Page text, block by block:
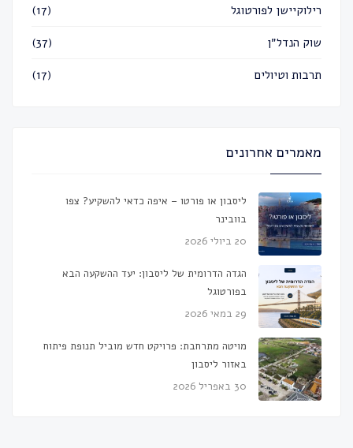
רילוקיישן לפורטוגל (17)
שוק הנדל״ן (37)
תרבות וטיולים (17)
מאמרים אחרונים
ליסבון או פורטו – איפה כדאי להשקיע? צפו
בוובינר
20 ביולי 2026
הגדה הדרומית של ליסבון: יעד ההשקעה הבא
בפורטוגל
29 במאי 2026
מויטה מתרחבת: פרויקט חדש מוביל תנופת פיתוח
באזור ליסבון
30 באפריל 2026